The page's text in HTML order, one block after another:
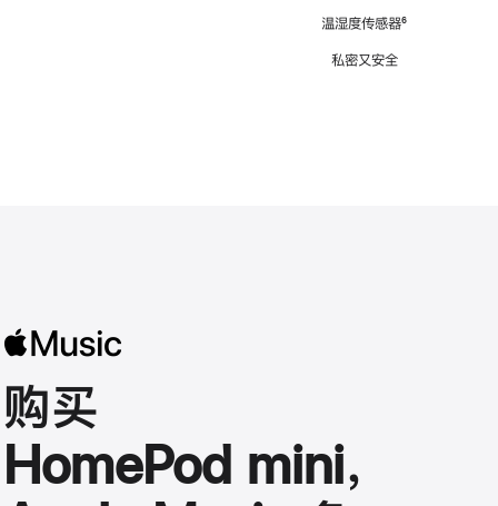
温湿度传感器脚
⁶
私密又安全
购买
HomePod mini，